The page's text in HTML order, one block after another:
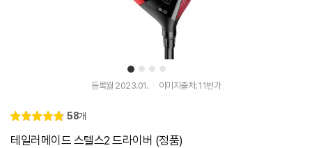
1 2 3 4
튜
등록월 2023.01. 이미지출처: 11번가
별
점
4.
리
58개
테일러메이드 스텔스2 드라이버 (정품)